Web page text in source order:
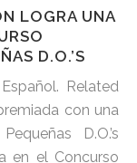
LOGRA UNA
D.O.’S
Related
con una
D.O.’s
en el Concurso